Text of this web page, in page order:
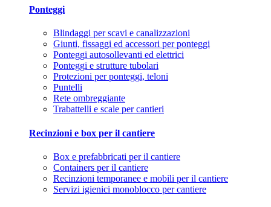
Ponteggi
Blindaggi per scavi e canalizzazioni
Giunti, fissaggi ed accessori per ponteggi
Ponteggi autosollevanti ed elettrici
Ponteggi e strutture tubolari
Protezioni per ponteggi, teloni
Puntelli
Rete ombreggiante
Trabattelli e scale per cantieri
Recinzioni e box per il cantiere
Box e prefabbricati per il cantiere
Containers per il cantiere
Recinzioni temporanee e mobili per il cantiere
Servizi igienici monoblocco per cantiere